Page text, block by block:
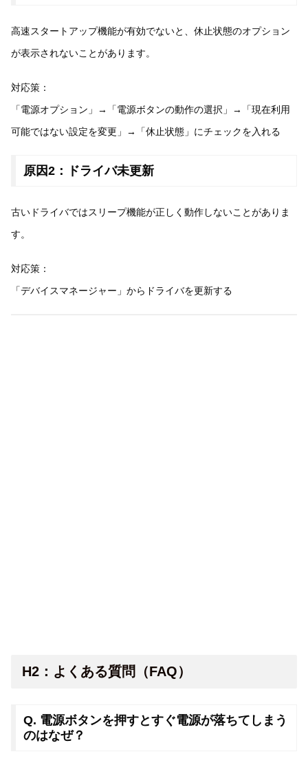
高速スタートアップ機能が有効でないと、休止状態のオプション
が表示されないことがあります。
対応策：
「電源オプション」→「電源ボタンの動作の選択」→「現在利用
可能ではない設定を変更」→「休止状態」にチェックを入れる
原因2：ドライバ未更新
古いドライバではスリープ機能が正しく動作しないことがありま
す。
対応策：
「デバイスマネージャー」からドライバを更新する
H2：よくある質問（FAQ）
Q. 電源ボタンを押すとすぐ電源が落ちてしまう
のはなぜ？